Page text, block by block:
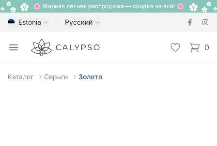
🌸 Жаркая летняя распродажа — скидка на всё! 🌸
Estonia Русский
Open menu
Calypso Избранное
0
items
Каталог Серьги Золото